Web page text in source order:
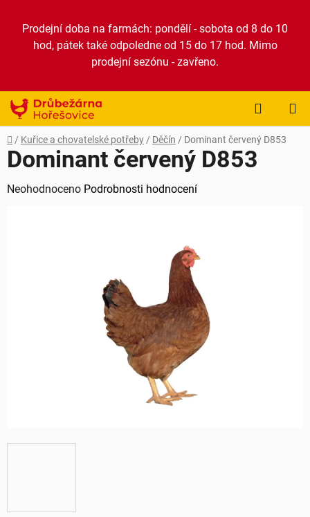
obsah
Prodejní doba na farmách: pondělí - sobota od 8 do 10
hod, pátek také odpoledne od 15 do 17 hod. Mimo
prodejní sezónu - zavřeno.
KOŠÍK
Domů
/ Kuřice a chovatelské potřeby / Děčín / Dominant červený D853
Dominant červený D853
Průměrné
Neohodnoceno Podrobnosti hodnocení